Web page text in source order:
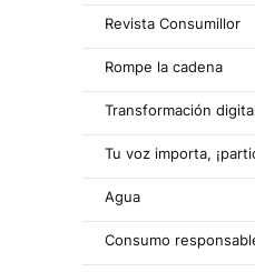
Revista Consumillor
Rompe la cadena
Transformación
Tu voz importa,
Agua
Consumo